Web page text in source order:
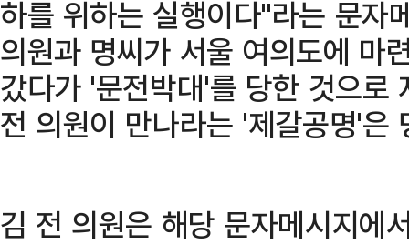
하를 위하는 실행이다"라는 문자
의원과 명씨가 서울 여의도에 마
갔다가 '문전박대'를 당한 것으로
전 의원이 만나라는 '제갈공명'은
김 전 의원은 해당 문자메시지에